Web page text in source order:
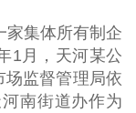
集体所有制企
1月，天河某公
监督管理局依
南街道办作为